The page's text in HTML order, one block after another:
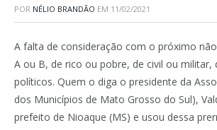
POR NÉLIO BRANDÃO EM 11/02/2021
A falta de consideração com o próximo
A ou B, de rico ou pobre, de civil ou militar,
políticos. Quem o diga o presidente da
dos Municípios de Mato Grosso do Sul),
prefeito de Nioaque (MS) e usou dessa